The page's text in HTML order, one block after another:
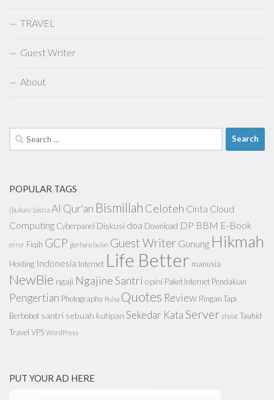
TRAVEL
Guest Writer
About
Search
for:
POPULAR TAGS
(bukan) Sastra Al Qur'an Bismillah Celoteh Cinta Cloud
Computing Cyberpanel Diskusi doa Download DP BBM E-Book
error Fiqih GCP gerhana bulan Guest Writer Gunung Hikmah
Hosting Indonesia Internet Life Better manusia
NewBie ngaji Ngajine Santri opini Paket Internet Pendakian
Pengertian Photography Pulsa Quotes Review Ringan Tapi
Berbobot santri sebuah kutipan Sekedar KataServer sholat Tauhid
Travel VPS WordPress
PUT YOUR AD HERE